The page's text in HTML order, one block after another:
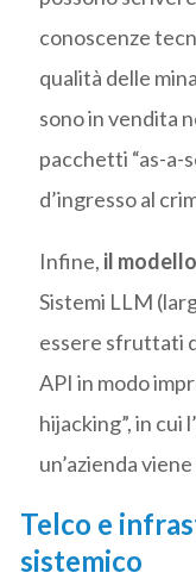
conoscenze
qualità delle
sono in vendita
pacchetti “as-a-
d’ingresso al
Infine, il
Sistemi LLM
essere sfruttati
API in modo
hijacking”, in cui
un’azienda
Telco e
sistemico